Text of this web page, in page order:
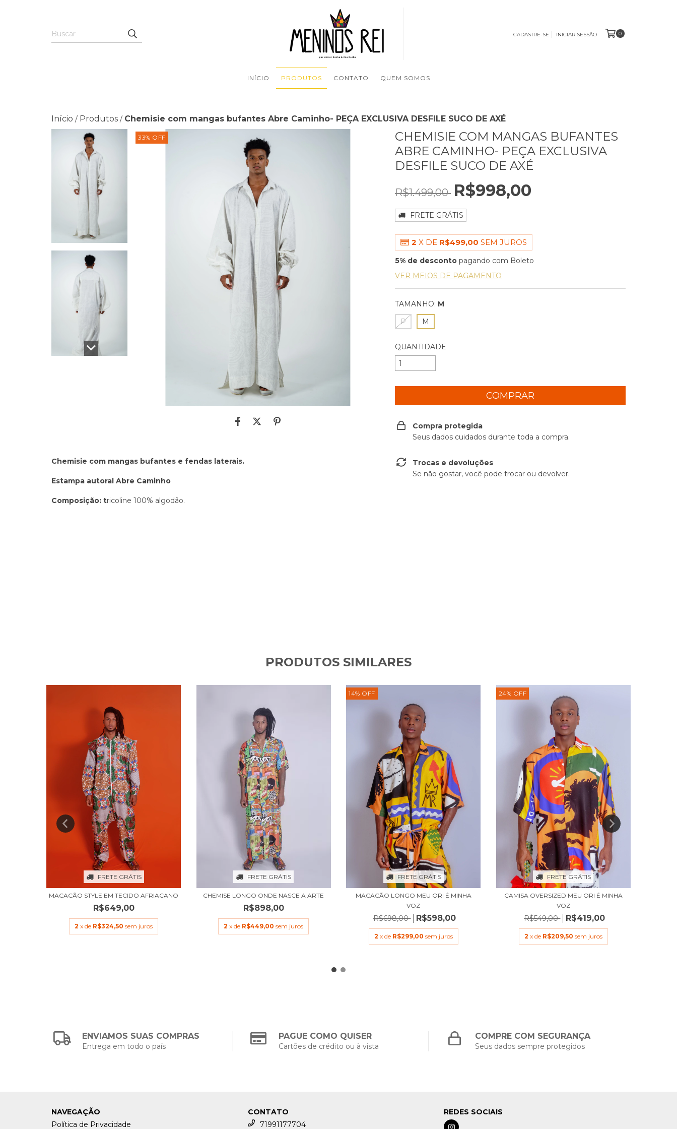
CADASTRE-SE INICIAR SESSÃO 0
INÍCIO PRODUTOS CONTATO QUEM SOMOS
Início / Produtos / Chemisie com mangas bufantes Abre Caminho- PEÇA EXCLUSIVA DESFILE SUCO DE AXÉ
33% OFF
Chemisie com mangas bufantes e fendas laterais.
Estampa autoral Abre Caminho
Composição: tricoline 100% algodão.
CHEMISIE COM MANGAS BUFANTES
ABRE CAMINHO- PEÇA EXCLUSIVA
DESFILE SUCO DE AXÉ
R$1.499,00 R$998,00
FRETE GRÁTIS
2 X DE R$499,00 SEM JUROS
5% de desconto pagando com Boleto
VER MEIOS DE PAGAMENTO
TAMANHO: M
P
M
QUANTIDADE
Compra protegida
Seus dados cuidados durante toda a compra.
Trocas e devoluções
Se não gostar, você pode trocar ou devolver.
PRODUTOS SIMILARES
FRETE GRÁTIS
MACACÃO STYLE EM TECIDO AFRIACANO
R$649,00
2 x de R$324,50 sem juros
FRETE GRÁTIS
CHEMISE LONGO ONDE NASCE A ARTE
R$898,00
2 x de R$449,00 sem juros
14% OFF
FRETE GRÁTIS
MACACÃO LONGO MEU ORI É MINHA
VOZ
R$698,00 R$598,00
2 x de R$299,00 sem juros
24% OFF
FRETE GRÁTIS
CAMISA OVERSIZED MEU ORI É MINHA
VOZ
R$549,00 R$419,00
2 x de R$209,50 sem juros
ENVIAMOS SUAS COMPRAS
Entrega em todo o país
PAGUE COMO QUISER
Cartões de crédito ou à vista
COMPRE COM SEGURANÇA
Seus dados sempre protegidos
NAVEGAÇÃO
Política de Privacidade
CONTATO
71991177704
REDES SOCIAIS